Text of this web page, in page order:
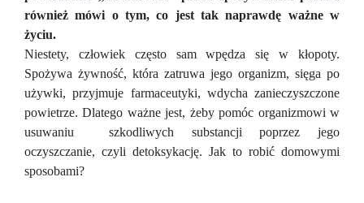
również mówi o tym, co jest tak naprawdę ważne w
życiu.
Niestety, człowiek często sam wpędza się w kłopoty.
Spożywa żywność, która zatruwa jego organizm, sięga po
używki, przyjmuje farmaceutyki, wdycha zanieczyszczone
powietrze. Dlatego ważne jest, żeby pomóc organizmowi w
usuwaniu szkodliwych substancji poprzez jego
oczyszczanie, czyli detoksykację. Jak to robić domowymi
sposobami?